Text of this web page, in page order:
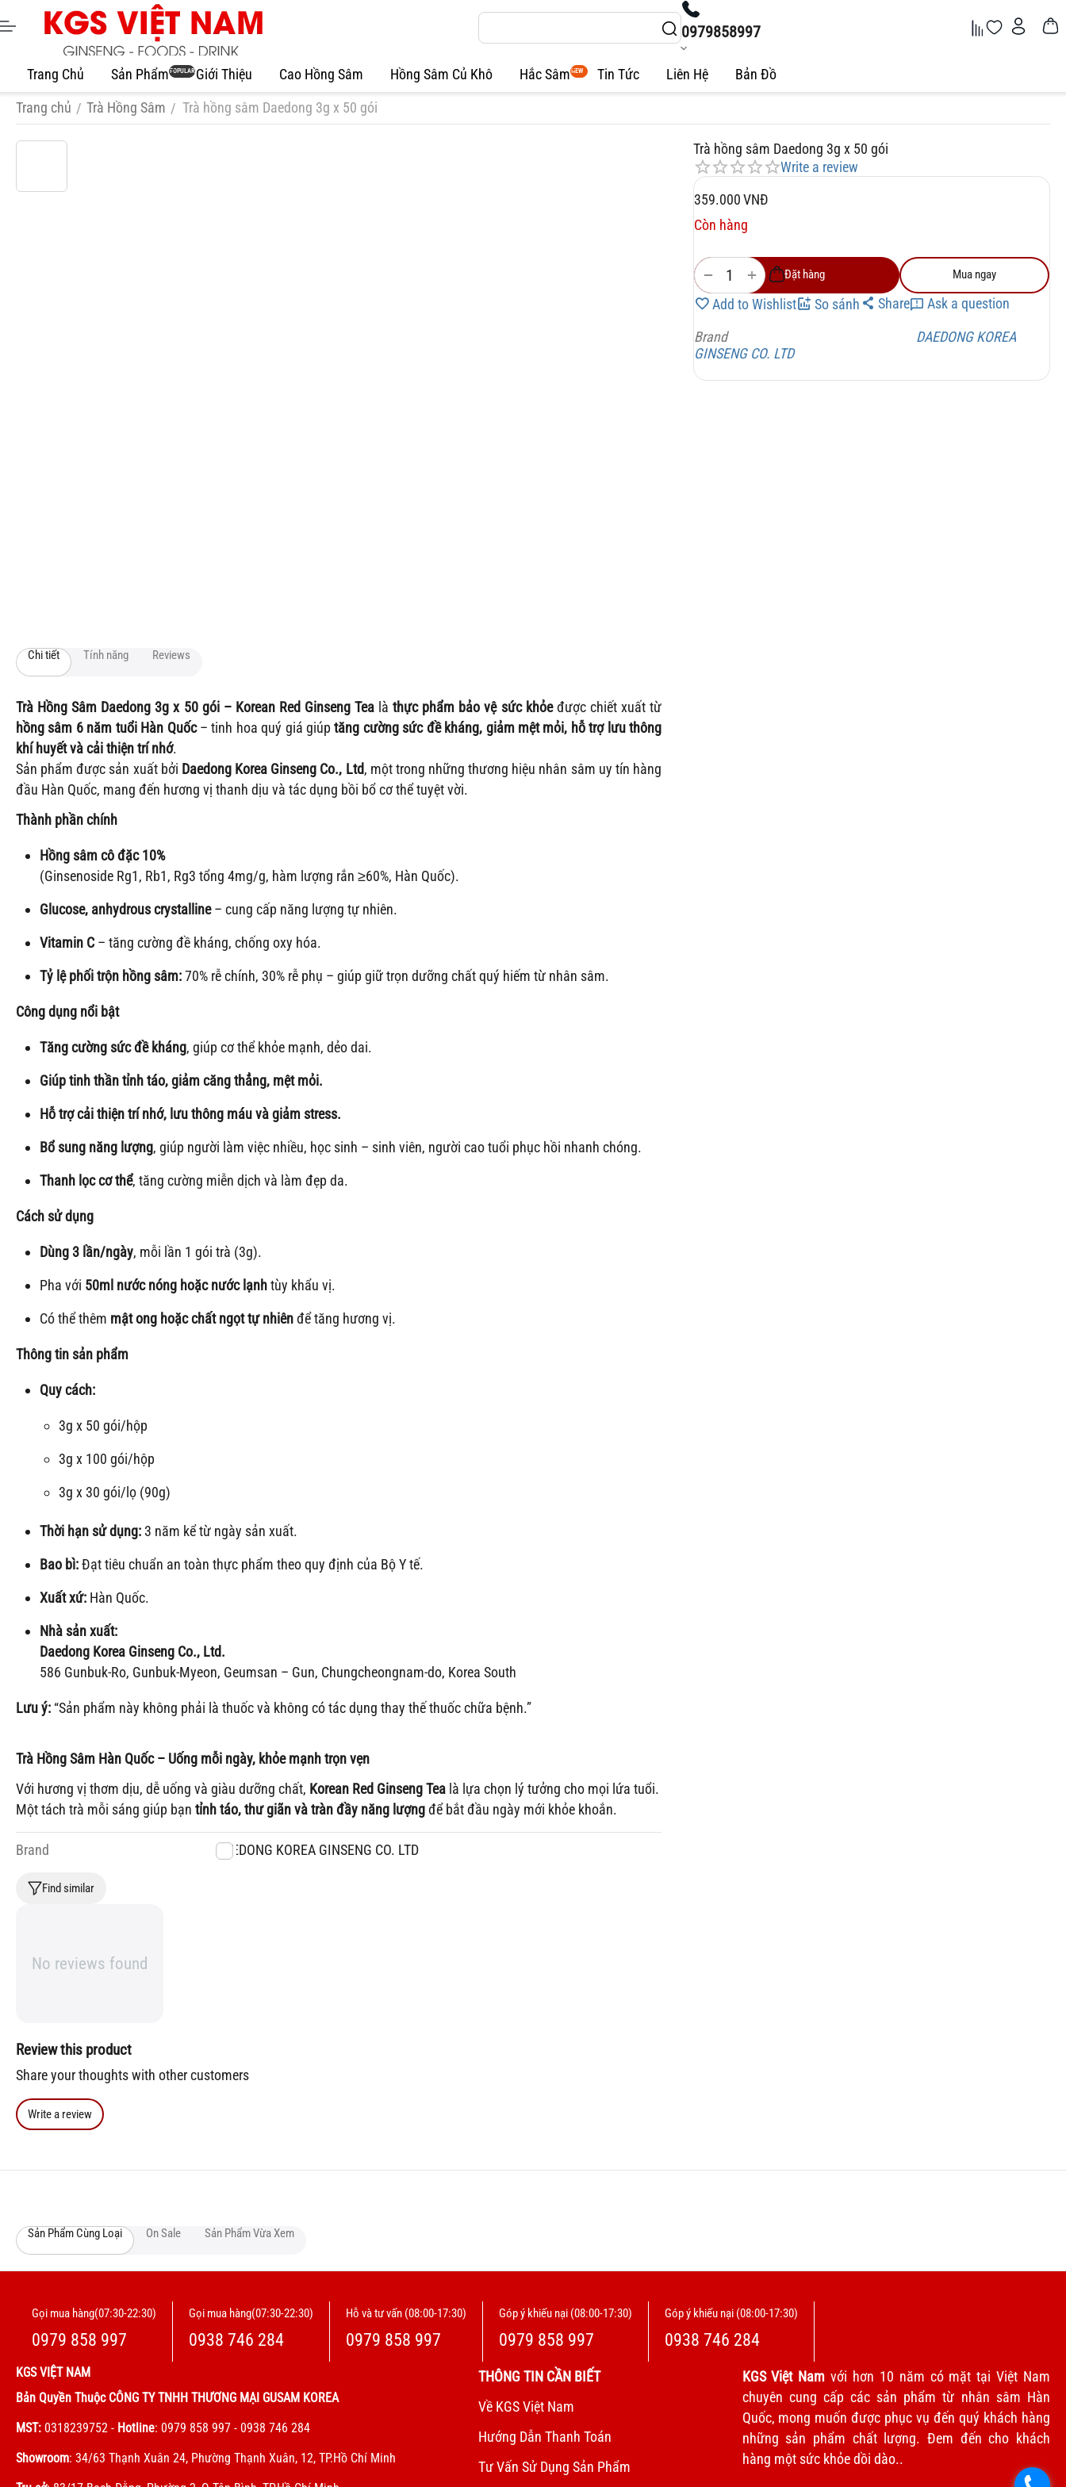
0979858997
Trang Chủ Sản Phẩm POPULAR Giới Thiệu Cao Hồng Sâm Hồng Sâm Củ Khô Hắc Sâm NEW Tin Tức Liên Hệ Bản Đồ
Trang chủ / Trà Hồng Sâm / Trà hồng sâm Daedong 3g x 50 gói
Trà hồng sâm Daedong 3g x 50 gói
Write a review
359.000VNĐ
Còn hàng
+
− Đặt hàng Mua ngay
Add to Wishlist So sánh Share Ask a question
Brand
DAEDONG KOREA
GINSENG CO. LTD
Chi tiết Tính năng Reviews
Trà Hồng Sâm Daedong 3g x 50 gói – Korean Red Ginseng Tea làthực phẩm bảo vệ sức khỏeđược chiết xuất từ
hồng sâm 6 năm tuổi Hàn Quốc– tinh hoa quý giá giúptăng cường sức đề kháng, giảm mệt mỏi, hỗ trợ lưu thông
khí huyết và cải thiện trí nhớ.
Sản phẩm được sản xuất bởi Daedong Korea Ginseng Co., Ltd, một trong những thương hiệu nhân sâm uy tín hàng
đầu Hàn Quốc, mang đến hương vị thanh dịu và tác dụng bồi bổ cơ thể tuyệt vời.
Thành phần chính
Hồng sâm cô đặc 10%
(Ginsenoside Rg1, Rb1, Rg3 tổng 4mg/g, hàm lượng rắn ≥60%, Hàn Quốc).
Glucose, anhydrous crystalline– cung cấp năng lượng tự nhiên.
Vitamin C– tăng cường đề kháng, chống oxy hóa.
Tỷ lệ phối trộn hồng sâm:70% rễ chính, 30% rễ phụ – giúp giữ trọn dưỡng chất quý hiếm từ nhân sâm.
Công dụng nổi bật
Tăng cường sức đề kháng, giúp cơ thể khỏe mạnh, dẻo dai.
Giúp tinh thần tỉnh táo, giảm căng thẳng, mệt mỏi.
Hỗ trợ cải thiện trí nhớ, lưu thông máu và giảm stress.
Bổ sung năng lượng, giúp người làm việc nhiều, học sinh – sinh viên, người cao tuổi phục hồi nhanh chóng.
Thanh lọc cơ thể, tăng cường miễn dịch và làm đẹp da.
Cách sử dụng
Dùng 3 lần/ngày, mỗi lần 1 gói trà (3g).
Pha với 50ml nước nóng hoặc nước lạnhtùy khẩu vị.
Có thể thêm mật ong hoặc chất ngọt tự nhiênđể tăng hương vị.
Thông tin sản phẩm
Quy cách:
3g x 50 gói/hộp
3g x 100 gói/hộp
3g x 30 gói/lọ (90g)
Thời hạn sử dụng: 3 năm kể từ ngày sản xuất.
Bao bì:Đạt tiêu chuẩn an toàn thực phẩm theo quy định của Bộ Y tế.
Xuất xứ: Hàn Quốc.
Nhà sản xuất:
Daedong Korea Ginseng Co., Ltd.
586 Gunbuk-Ro, Gunbuk-Myeon, Geumsan – Gun, Chungcheongnam-do, Korea South
Lưu ý: “Sản phẩm này không phải là thuốc và không có tác dụng thay thế thuốc chữa bệnh.”
Trà Hồng Sâm Hàn Quốc – Uống mỗi ngày, khỏe mạnh trọn vẹn
Với hương vị thơm dịu, dễ uống và giàu dưỡng chất, Korean Red Ginseng Tea là lựa chọn lý tưởng cho mọi lứa tuổi.
Một tách trà mỗi sáng giúp bạn tỉnh táo, thư giãn và tràn đầy năng lượngđể bắt đầu ngày mới khỏe khoắn.
Brand DAEDONG KOREA GINSENG CO. LTD
Find similar
No reviews found
Review this product
Share your thoughts with other customers
Write a review
Sản Phẩm Cùng Loại On Sale Sản Phẩm Vừa Xem
Gọi mua hàng(07:30-22:30)
0979 858 997
Gọi mua hàng(07:30-22:30)
0938 746 284
Hỗ và tư vấn (08:00-17:30)
0979 858 997
Góp ý khiếu nại (08:00-17:30)
0979 858 997
Góp ý khiếu nại (08:00-17:30)
0938 746 284
KGS VIỆT NAM
Bản Quyền Thuộc CÔNG TY TNHH THƯƠNG MẠI GUSAM KOREA
MST: 0318239752 - Hotline: 0979 858 997 - 0938 746 284
Showroom: 34/63 Thạnh Xuân 24, Phường Thạnh Xuân, 12, TP.Hồ Chí Minh
THÔNG TIN CẦN BIẾT
Về KGS Việt Nam
Hướng Dẫn Thanh Toán
Tư Vấn Sử Dụng Sản Phẩm
KGS Việt Nam với hơn 10 năm có mặt tại Việt Nam
chuyên cung cấp các sản phẩm từ nhân sâm Hàn
Quốc, mong muốn được phục vụ đến quý khách hàng
những sản phẩm chất lượng. Đem đến cho khách
hàng một sức khỏe dồi dào..